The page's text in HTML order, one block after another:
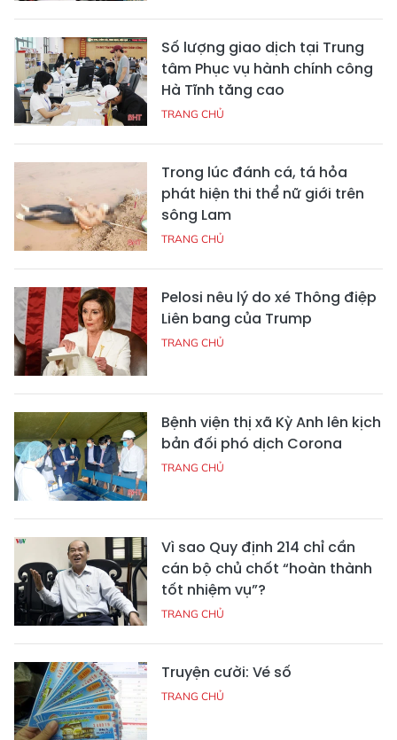
Số lượng giao dịch tại Trung
tâm Phục vụ hành chính công
Hà Tĩnh tăng cao
TRANG CHỦ
Trong lúc đánh cá, tá hỏa
phát hiện thi thể nữ giới trên
sông Lam
TRANG CHỦ
Pelosi nêu lý do xé Thông điệp
Liên bang của Trump
TRANG CHỦ
Bệnh viện thị xã Kỳ Anh lên kịch
bản đối phó dịch Corona
TRANG CHỦ
Vì sao Quy định 214 chỉ cần
cán bộ chủ chốt “hoàn thành
tốt nhiệm vụ”?
TRANG CHỦ
Truyện cười: Vé số
TRANG CHỦ